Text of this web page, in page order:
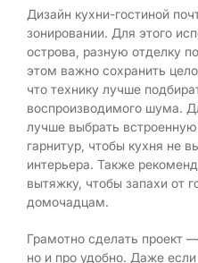
Дизайн кухни-гостиной
зонировании. Для этого
острова, разную отделку
этом важно сохранить
что технику лучше
воспроизводимого шума.
лучше выбрать
гарнитур, чтобы кухня не
интерьера. Также
вытяжку, чтобы запахи от
домочадцам.
Грамотно сделать проект
но и про удобно. Даже